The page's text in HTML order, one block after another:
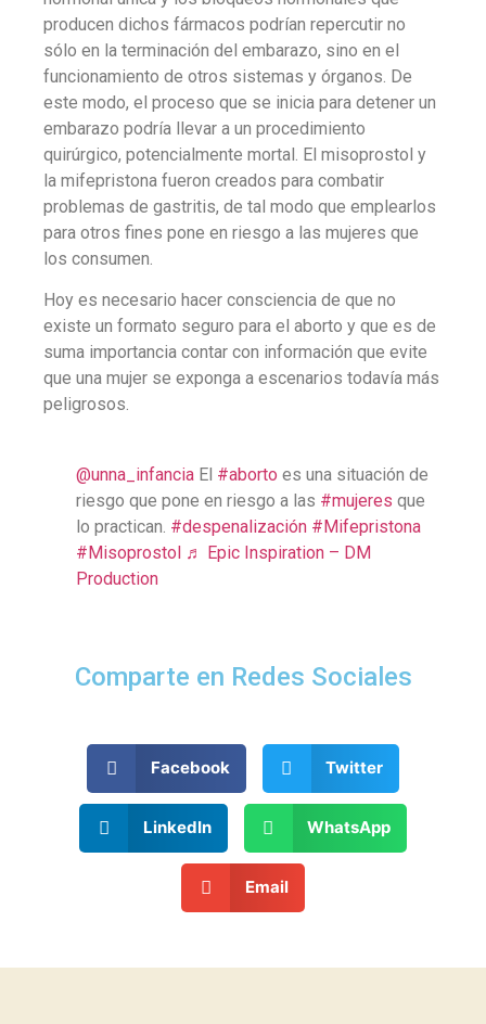
producen dichos fármacos podrían repercutir no
sólo en la terminación del embarazo, sino en el
funcionamiento de otros sistemas y órganos. De
este modo, el proceso que se inicia para detener un
embarazo podría llevar a un procedimiento
quirúrgico, potencialmente mortal. El misoprostol y
la mifepristona fueron creados para combatir
problemas de gastritis, de tal modo que emplearlos
para otros fines pone en riesgo a las mujeres que
los consumen.
Hoy es necesario hacer consciencia de que no
existe un formato seguro para el aborto y que es de
suma importancia contar con información que evite
que una mujer se exponga a escenarios todavía más
peligrosos.
@unna_infancia El #aborto es una situación de
riesgo que pone en riesgo a las #mujeres que
lo practican. #despenalización #Mifepristona
#Misoprostol ♬ Epic Inspiration – DM
Production
Comparte en Redes Sociales
Facebook Twitter
LinkedIn WhatsApp
Email